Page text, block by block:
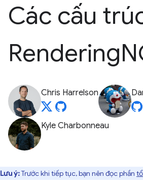
Các cấu
Rendering
Chris Harrelson
Kyle Charbonneau
Lưu ý:Trước khi tiếp tục, bạn nên đọc phần